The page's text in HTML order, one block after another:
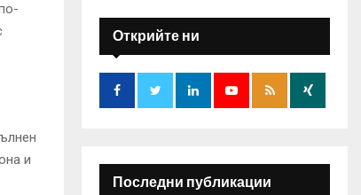
и
:
E
A
R
Открийте ни
Последни публикации